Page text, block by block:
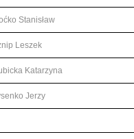
Stanisław
Leszek
Katarzyna
Jerzy